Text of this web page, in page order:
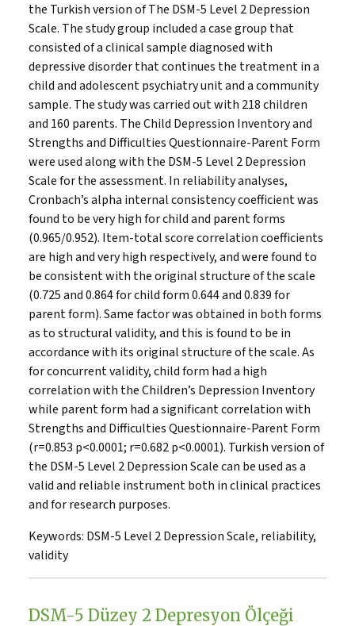
the Turkish version of The DSM-5 Level 2 Depression
Scale. The study group included a case group that
consisted of a clinical sample diagnosed with
depressive disorder that continues the treatment in a
child and adolescent psychiatry unit and a community
sample. The study was carried out with 218 children
and 160 parents. The Child Depression Inventory and
Strengths and Difficulties Questionnaire-Parent Form
were used along with the DSM-5 Level 2 Depression
Scale for the assessment. In reliability analyses,
Cronbach’s alpha internal consistency coefficient was
found to be very high for child and parent forms
(0.965/0.952). Item-total score correlation coefficients
are high and very high respectively, and were found to
be consistent with the original structure of the scale
(0.725 and 0.864 for child form 0.644 and 0.839 for
parent form). Same factor was obtained in both forms
as to structural validity, and this is found to be in
accordance with its original structure of the scale. As
for concurrent validity, child form had a high
correlation with the Children’s Depression Inventory
while parent form had a significant correlation with
Strengths and Difficulties Questionnaire-Parent Form
(r=0.853 p<0.0001; r=0.682 p<0.0001). Turkish version of
the DSM-5 Level 2 Depression Scale can be used as a
valid and reliable instrument both in clinical practices
and for research purposes.
Keywords: DSM-5 Level 2 Depression Scale, reliability,
validity
DSM-5 Düzey 2 Depresyon Ölçeği